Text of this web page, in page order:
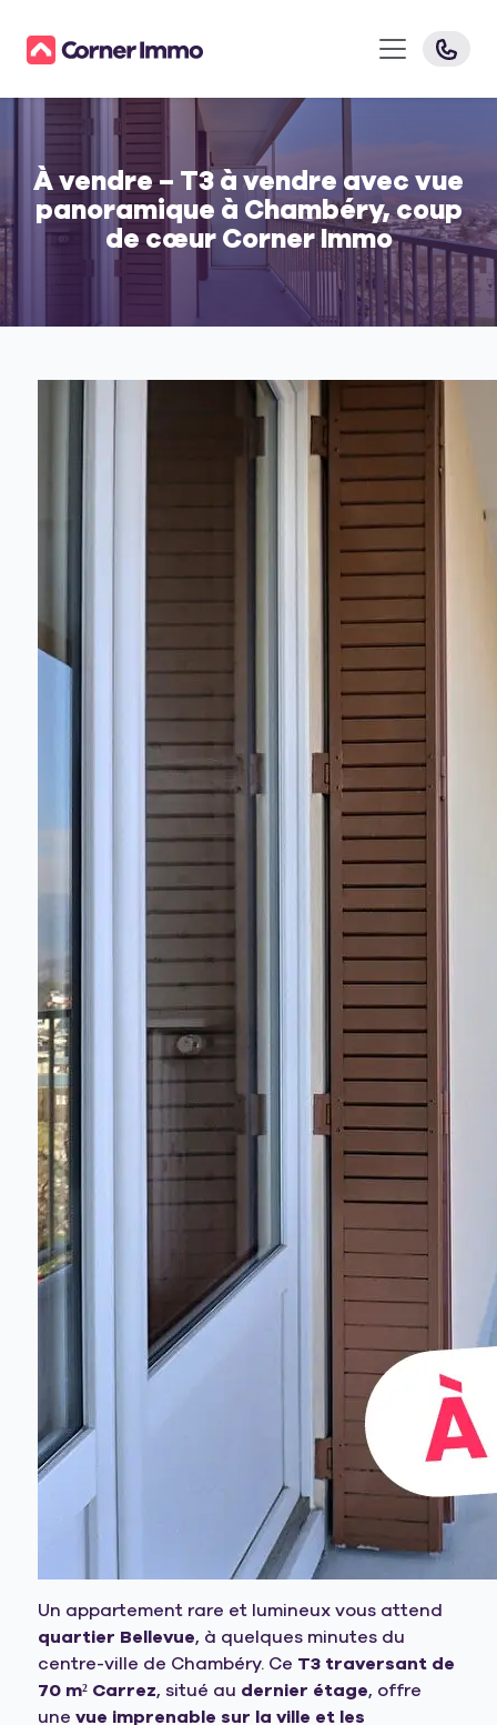
À vendre – T3 à vendre avec vue
panoramique à Chambéry, coup
de cœur Corner Immo
Un appartement rare et lumineux vous attend
quartier Bellevue, à quelques minutes du
centre-ville de Chambéry. Ce T3 traversant de
70 m² Carrez, situé au dernier étage, offre
unevue imprenable sur la ville et les